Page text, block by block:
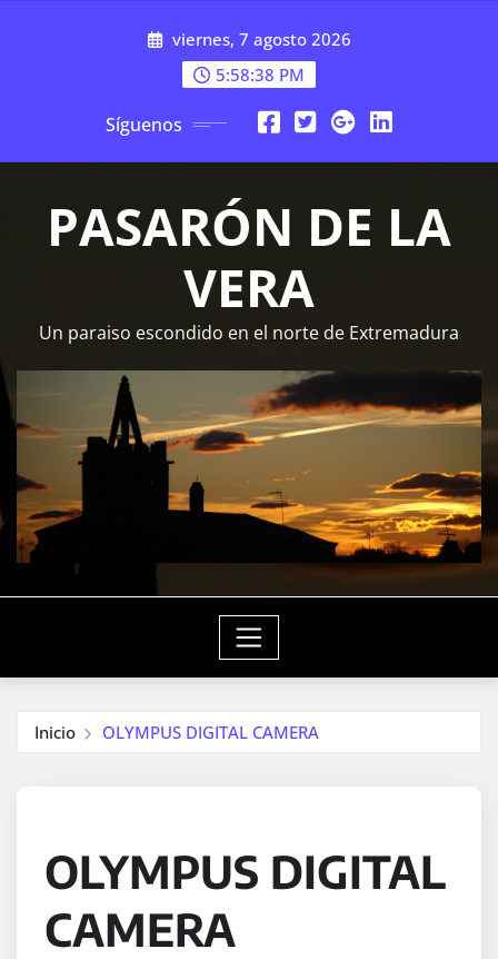
viernes, 7 agosto 2026
5:58:39 PM
Síguenos
PASARÓN DE LA
VERA
Un paraiso escondido en el norte de Extremadura
Inicio OLYMPUS DIGITAL CAMERA
OLYMPUS DIGITAL
CAMERA